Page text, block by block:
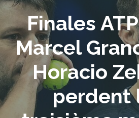
Finales
Marcel
Horacio
perdent